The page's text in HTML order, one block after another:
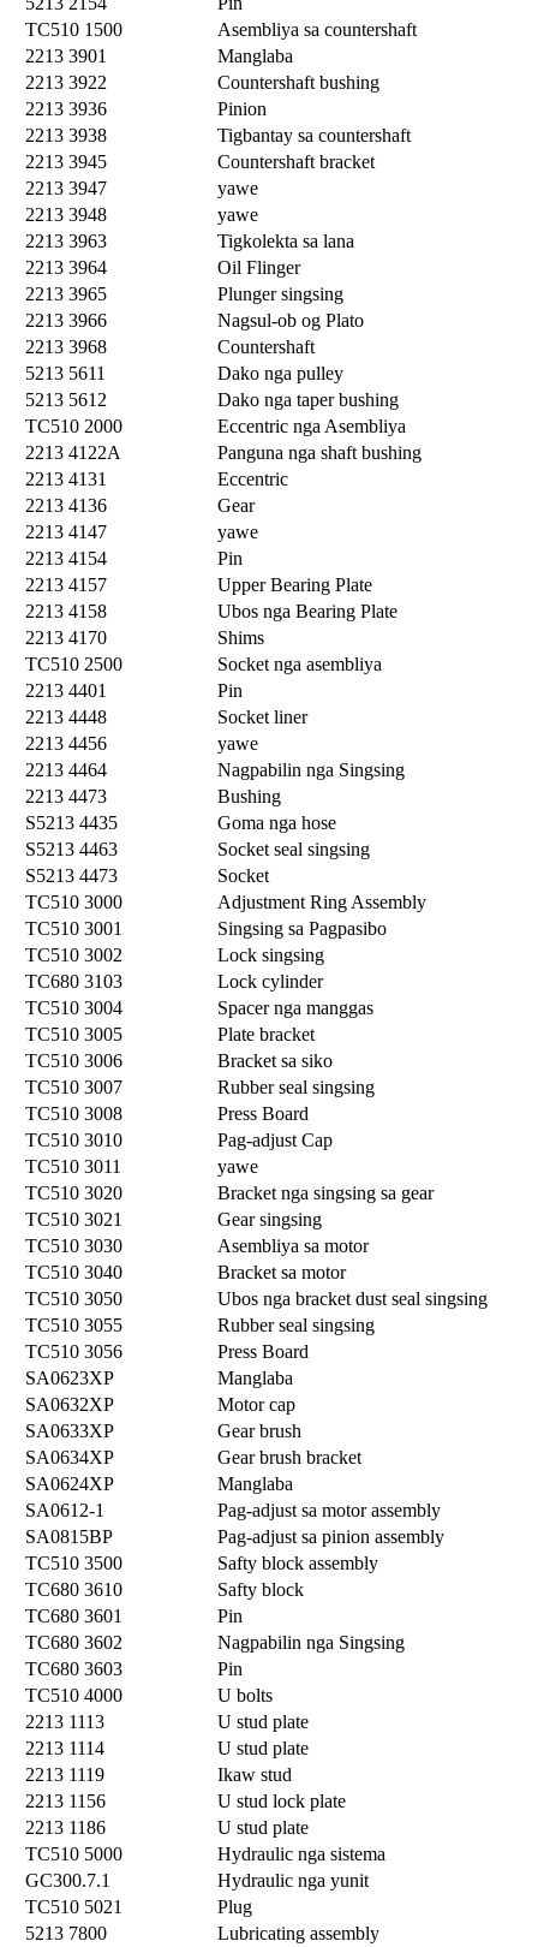
TC510 1500
Asembliya sa countershaft
2213 3901
Manglaba
2213 3922
Countershaft bushing
2213 3936
Pinion
2213 3938
Tigbantay sa countershaft
2213 3945
Countershaft bracket
2213 3947
yawe
2213 3948
yawe
2213 3963
Tigkolekta sa lana
2213 3964
Oil Flinger
2213 3965
Plunger singsing
2213 3966
Nagsul-ob og Plato
2213 3968
Countershaft
5213 5611
Dako nga pulley
5213 5612
Dako nga taper bushing
TC510 2000
Eccentric nga Asembliya
2213 4122A
Panguna nga shaft bushing
2213 4131
Eccentric
2213 4136
Gear
2213 4147
yawe
2213 4154
Pin
2213 4157
Upper Bearing Plate
2213 4158
Ubos nga Bearing Plate
2213 4170
Shims
TC510 2500
Socket nga asembliya
2213 4401
Pin
2213 4448
Socket liner
2213 4456
yawe
2213 4464
Nagpabilin nga Singsing
2213 4473
Bushing
S5213 4435
Goma nga hose
S5213 4463
Socket seal singsing
S5213 4473
Socket
TC510 3000
Adjustment Ring Assembly
TC510 3001
Singsing sa Pagpasibo
TC510 3002
Lock singsing
TC680 3103
Lock cylinder
TC510 3004
Spacer nga manggas
TC510 3005
Plate bracket
TC510 3006
Bracket sa siko
TC510 3007
Rubber seal singsing
TC510 3008
Press Board
TC510 3010
Pag-adjust Cap
TC510 3011
yawe
TC510 3020
Bracket nga singsing sa gear
TC510 3021
Gear singsing
TC510 3030
Asembliya sa motor
TC510 3040
Bracket sa motor
TC510 3050
Ubos nga bracket dust seal singsing
TC510 3055
Rubber seal singsing
TC510 3056
Press Board
SA0623XP
Manglaba
SA0632XP
Motor cap
SA0633XP
Gear brush
SA0634XP
Gear brush bracket
SA0624XP
Manglaba
SA0612-1
Pag-adjust sa motor assembly
SA0815BP
Pag-adjust sa pinion assembly
TC510 3500
Safty block assembly
TC680 3610
Safty block
TC680 3601
Pin
TC680 3602
Nagpabilin nga Singsing
TC680 3603
Pin
TC510 4000
U bolts
2213 1113
U stud plate
2213 1114
U stud plate
2213 1119
Ikaw stud
2213 1156
U stud lock plate
2213 1186
U stud plate
TC510 5000
Hydraulic nga sistema
GC300.7.1
Hydraulic nga yunit
TC510 5021
Plug
5213 7800
Lubricating assembly